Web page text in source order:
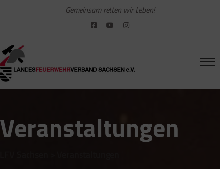
Gemeinsam retten wir Leben!
Veranstaltungen